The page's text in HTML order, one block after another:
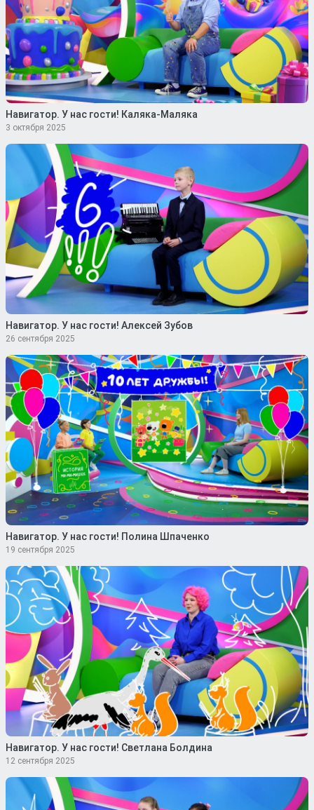
Навигатор. У нас гости! Каляка-Маляка
3 октября 2025
Навигатор. У нас гости! Алексей Зубов
26 сентября 2025
Навигатор. У нас гости! Полина Шпаченко
19 сентября 2025
Навигатор. У нас гости! Светлана Болдина
12 сентября 2025